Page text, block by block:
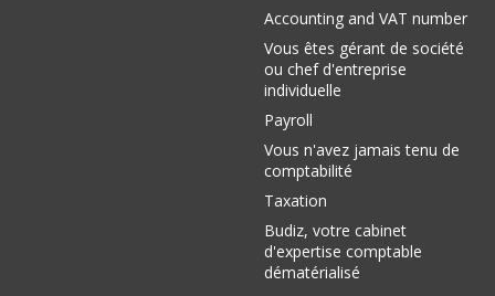
Accounting and VAT number
Vous êtes gérant de société
ou chef d'entreprise
individuelle
Payroll
Vous n'avez jamais tenu de
comptabilité
Taxation
Budiz, votre cabinet
d'expertise comptable
dématérialisé